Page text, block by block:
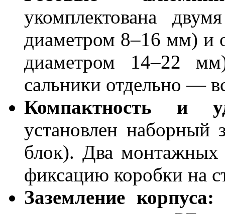
укомплектована
диаметром 8–16 мм) и
диаметром 14–22
сальники отдельно —
Компактность и
установлен
блок). Два
фиксацию коробки на
Заземление корпуса: